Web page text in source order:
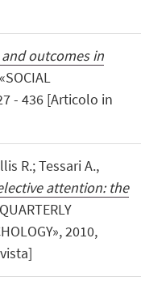
outcomes in
- 436 [Articolo in
R.; Tessari A.,
attention: the
2010,